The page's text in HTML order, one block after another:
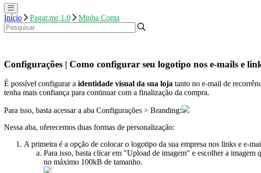
Início Pagar.me 1.0 Minha Conta
Configurações | Como configurar seu logotipo nos e-mails e
É possível configurar a identidade visual da sua loja tanto no e-mail de
tenha mais confiança para continuar com a finalização da compra.
Para isso, basta acessar a aba Configurações > Branding:
Nessa aba, oferecemos duas formas de personalização:
A primeira é a opção de colocar o logotipo da sua empresa nos links e e-
Para isso, basta clicar em "Upload de imagem" e escolher a
no máximo 100kB de tamanho.